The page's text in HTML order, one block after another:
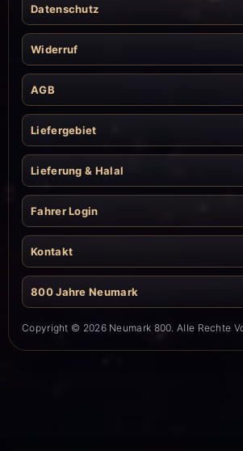
Datenschutz
Widerruf
AGB
Liefergebiet
Lieferung & Halal
Fahrer Login
Kontakt
800 Jahre Neumark
Copyright © 2026 Neumark 800. Alle Rechte